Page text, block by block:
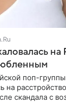
поп-
на
скандала с